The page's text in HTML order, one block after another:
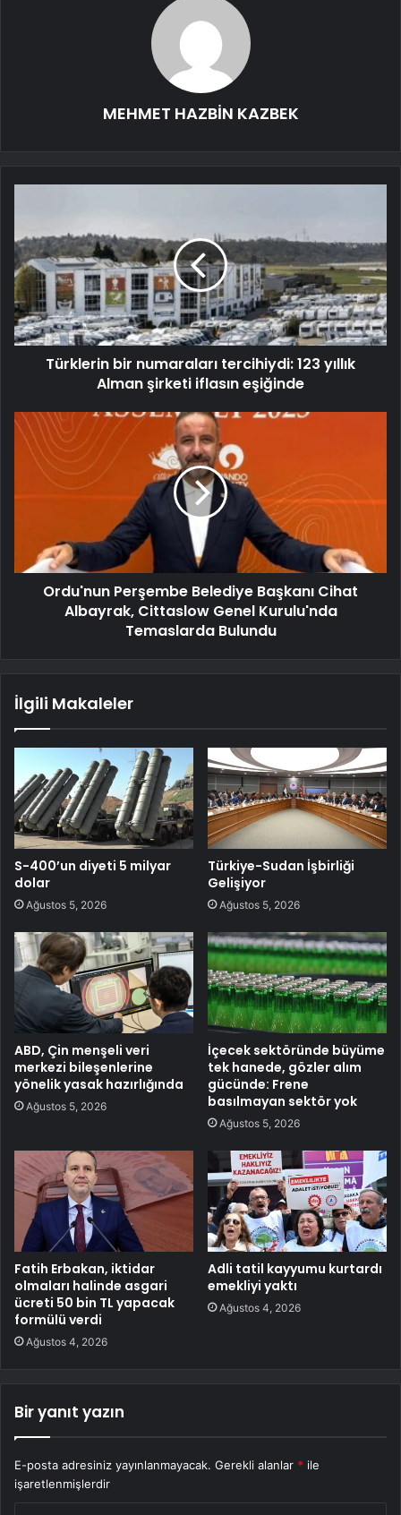
MEHMET HAZBİN KAZBEK
Türklerin bir numaraları tercihiydi: 123 yıllık
Alman şirketi iflasın eşiğinde
Ordu'nun Perşembe Belediye Başkanı Cihat
Albayrak, Cittaslow Genel Kurulu'nda
Temaslarda Bulundu
İlgili Makaleler
S-400’un diyeti 5 milyar
dolar
Ağustos 5, 2026
Türkiye-Sudan İşbirliği
Gelişiyor
Ağustos 5, 2026
ABD, Çin menşeli veri
merkezi bileşenlerine
yönelik yasak hazırlığında
Ağustos 5, 2026
İçecek sektöründe büyüme
tek hanede, gözler alım
gücünde: Frene
basılmayan sektör yok
Ağustos 5, 2026
Fatih Erbakan, iktidar
olmaları halinde asgari
ücreti 50 bin TL yapacak
formülü verdi
Ağustos 4, 2026
Adli tatil kayyumu kurtardı
emekliyi yaktı
Ağustos 4, 2026
Bir yanıt yazın
E-posta adresiniz yayınlanmayacak. Gerekli alanlar * ile
işaretlenmişlerdir